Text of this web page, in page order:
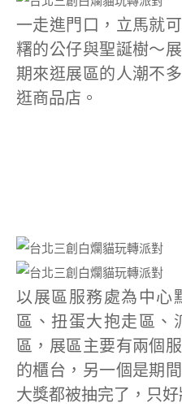
一走進門口，立馬就
糬的公仔與聖誕樹～
期來逛展區的人潮不
逛商品店。
以展區服務處為中心
區、扭蛋大抱走區、
區，展區主要有兩個
的櫃台，另一個是期
大獎都被抽完了，只